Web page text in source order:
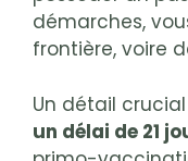
démarches,
frontière, voire
Un détail
un délai de 21